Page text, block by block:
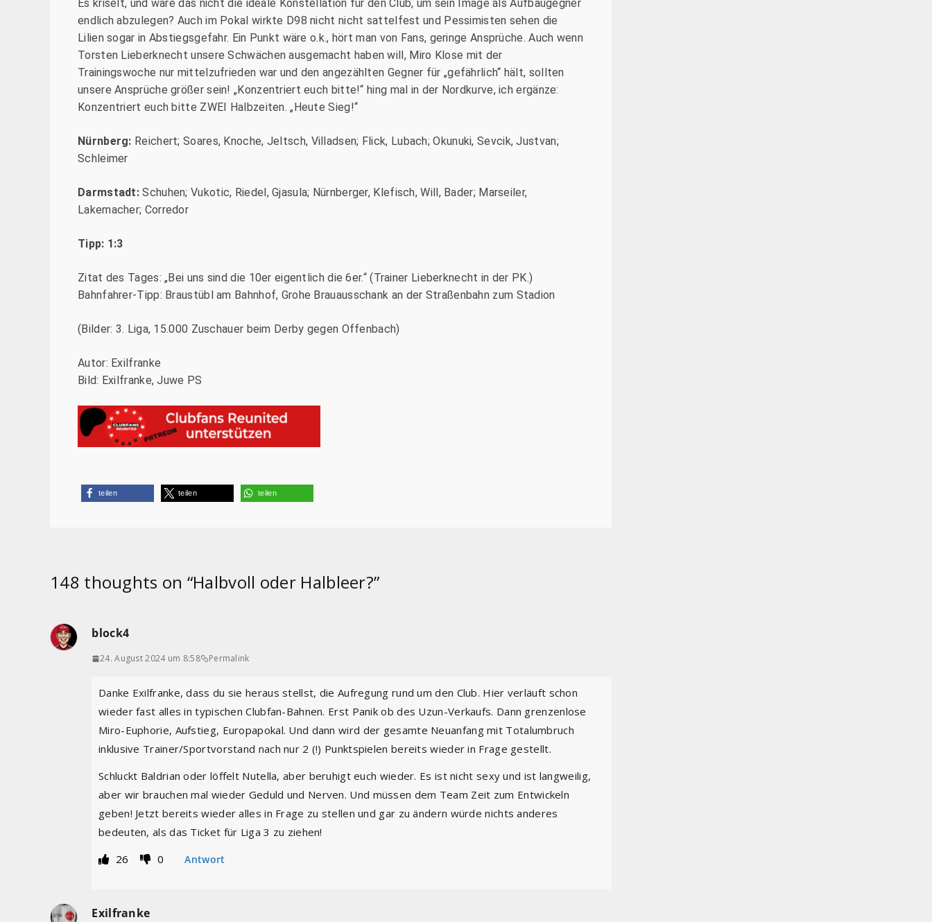
Es kriselt, und wäre das nicht die ideale Konstellation für den Club, um sein Image als Aufbaugegner
endlich abzulegen? Auch im Pokal wirkte D98 nicht nicht sattelfest und Pessimisten sehen die
Lilien sogar in Abstiegsgefahr. Ein Punkt wäre o.k., hört man von Fans, geringe Ansprüche. Auch wenn
Torsten Lieberknecht unsere Schwächen ausgemacht haben will, Miro Klose mit der
Trainingswoche nur mittelzufrieden war und den angezählten Gegner für „gefährlich“ hält, sollten
unsere Ansprüche größer sein! „Konzentriert euch bitte!“ hing mal in der Nordkurve, ich ergänze:
Konzentriert euch bitte ZWEI Halbzeiten. „Heute Sieg!“
Nürnberg: Reichert; Soares, Knoche, Jeltsch, Villadsen; Flick, Lubach; Okunuki, Sevcik, Justvan;
Schleimer
Darmstadt: Schuhen; Vukotic, Riedel, Gjasula; Nürnberger, Klefisch, Will, Bader; Marseiler,
Lakemacher; Corredor
Tipp: 1:3
Zitat des Tages: „Bei uns sind die 10er eigentlich die 6er.“ (Trainer Lieberknecht in der PK.)
Bahnfahrer-Tipp: Braustübl am Bahnhof, Grohe Brauausschank an der Straßenbahn zum Stadion
(Bilder: 3. Liga, 15.000 Zuschauer beim Derby gegen Offenbach)
Autor: Exilfranke
Bild: Exilfranke, Juwe PS
teilen teilen teilen
148 thoughts on “Halbvoll oder Halbleer?”
block4
24. August 2024 um 8:58 Permalink
Danke Exilfranke, dass du sie heraus stellst, die Aufregung rund um den Club. Hier verläuft schon
wieder fast alles in typischen Clubfan-Bahnen. Erst Panik ob des Uzun-Verkaufs. Dann grenzenlose
Miro-Euphorie, Aufstieg, Europapokal. Und dann wird der gesamte Neuanfang mit Totalumbruch
inklusive Trainer/Sportvorstand nach nur 2 (!) Punktspielen bereits wieder in Frage gestellt.
Schluckt Baldrian oder löffelt Nutella, aber beruhigt euch wieder. Es ist nicht sexy und ist langweilig,
aber wir brauchen mal wieder Geduld und Nerven. Und müssen dem Team Zeit zum Entwickeln
geben! Jetzt bereits wieder alles in Frage zu stellen und gar zu ändern würde nichts anderes
bedeuten, als das Ticket für Liga 3 zu ziehen!
26
0 Antwort
Exilfranke